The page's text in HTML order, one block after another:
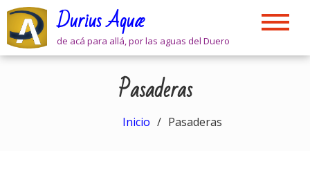
Skip
content
Durius Aquæ
de acá para allá, por las aguas del Duero
Pasaderas
Inicio Pasaderas